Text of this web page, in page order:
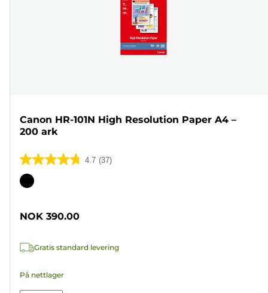
Canon HR-101N High Resolution Paper A4 –
200 ark
4.7 (37)
4.7
av
37
Fargekassett
NOK 390.00
Gratis standard levering
På nettlager